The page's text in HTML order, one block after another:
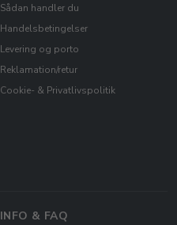
Sådan handler du
Handelsbetingelser
Levering og porto
Reklamation/retur
Cookie- & Privatlivspolitik
INFO & FAQ